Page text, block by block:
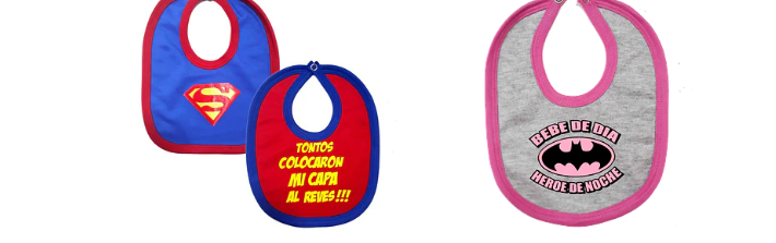
Ver detalles Ver detalles